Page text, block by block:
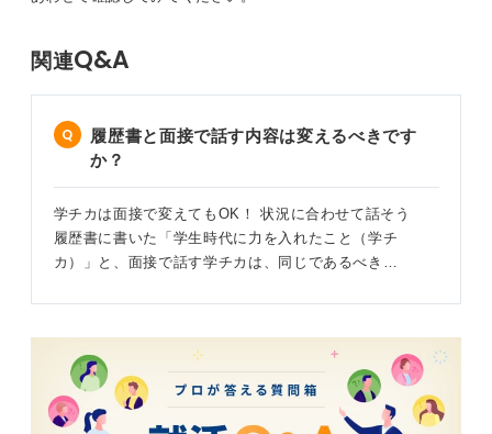
関連Q&A
履歴書と面接で話す内容は変えるべきです
か？
学チカは面接で変えてもOK！ 状況に合わせて話そう
履歴書に書いた「学生時代に力を入れたこと（学チ
カ）」と、面接で話す学チカは、同じであるべき…